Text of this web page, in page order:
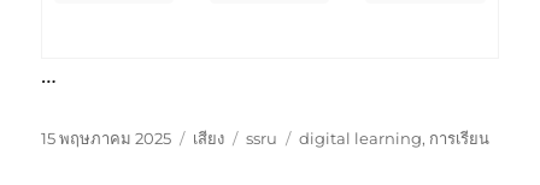
…
เขียน
15 พฤษภาคม 2025
รูป
เสียง
หมวด
ssru
ป้าย
digital learning, การเรียน